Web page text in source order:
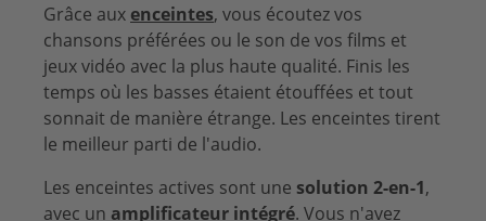
Grâce aux enceintes, vous écoutez vos
chansons préférées ou le son de vos films et
jeux vidéo avec la plus haute qualité. Finis les
temps où les basses étaient étouffées et tout
sonnait de manière étrange. Les enceintes tirent
le meilleur parti de l'audio.
Les enceintes actives sont une solution 2-en-1,
avec un amplificateur intégré. Vous n'avez